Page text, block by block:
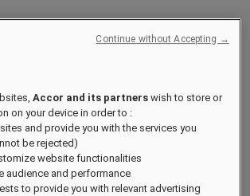
Accor and its partners wish to store or
on your device in order to :
and provide you with the services you
be rejected)
website functionalities
audience and performance
to provide you with relevant advertising
Continue without Accepting →